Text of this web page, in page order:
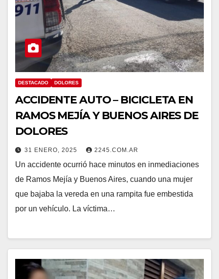
DESTACADO DOLORES
ACCIDENTE AUTO – BICICLETA EN
RAMOS MEJÍA Y BUENOS AIRES DE
DOLORES
31 ENERO, 2025 2245.COM.AR
Un accidente ocurrió hace minutos en inmediaciones
de Ramos Mejía y Buenos Aires, cuando una mujer
que bajaba la vereda en una rampita fue embestida
por un vehículo. La víctima…